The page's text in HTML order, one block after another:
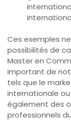
Ces exemples
possibilités de
Master en
important de
tels que le
internationale
également des
professionnels